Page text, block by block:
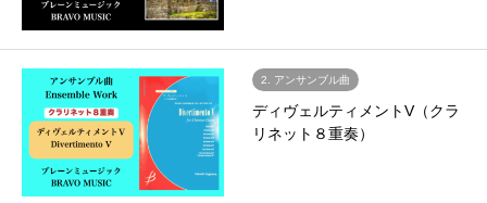
2. アンサンブル曲
ディヴェルティメントV（クラ
リネット８重奏）